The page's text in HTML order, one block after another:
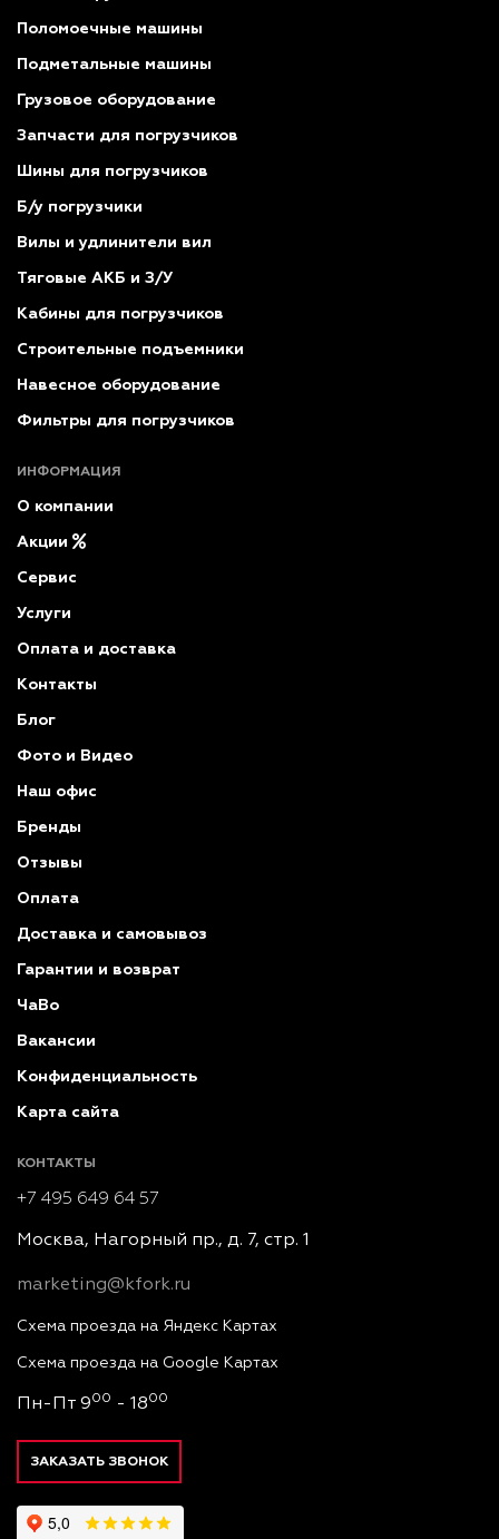
Поломоечные машины
Подметальные машины
Грузовое оборудование
Запчасти для погрузчиков
Шины для погрузчиков
Б/у погрузчики
Вилы и удлинители вил
Тяговые АКБ и З/У
Кабины для погрузчиков
Строительные подъемники
Навесное оборудование
Фильтры для погрузчиков
ИНФОРМАЦИЯ
О компании
Акции
Сервис
Услуги
Оплата и доставка
Контакты
Блог
Фото и Видео
Наш офис
Бренды
Отзывы
Оплата
Доставка и самовывоз
Гарантии и возврат
ЧаВо
Вакансии
Конфиденциальность
Карта сайта
КОНТАКТЫ
+7 495 649 64 57
Москва, Нагорный пр., д. 7, стр. 1
marketing@kfork.ru
Схема проезда на Яндекс Картах
Схема проезда на Google Картах
Пн-Пт 900 - 1800
ЗАКАЗАТЬ ЗВОНОК